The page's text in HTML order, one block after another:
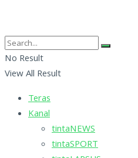
No Result
View All Result
Teras
Kanal
tintaNEWS
tintaSPORT